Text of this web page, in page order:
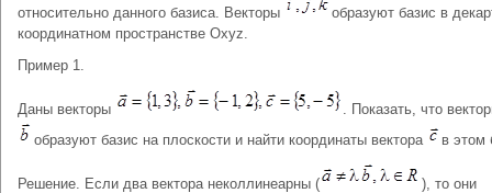
относительно данного базиса. Векторы
образуют базис в
координатном пространстве Oxyz.
Пример 1.
Даны векторы
. Показать, что
образуют базис на плоскости и найти координаты вектора
в этом
Решение. Если два вектора неколлинеарны ( ), то они